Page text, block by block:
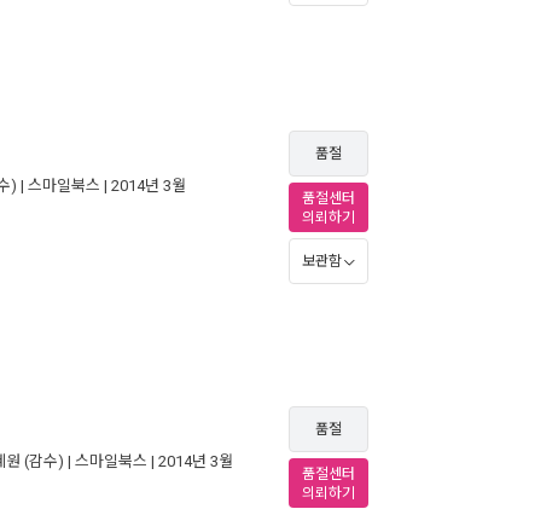
) | 스마일북스 | 2014년 3월
품절
품절센터
의뢰하기
보관함
원 (감수) | 스마일북스 | 2014년 3월
품절
품절센터
의뢰하기